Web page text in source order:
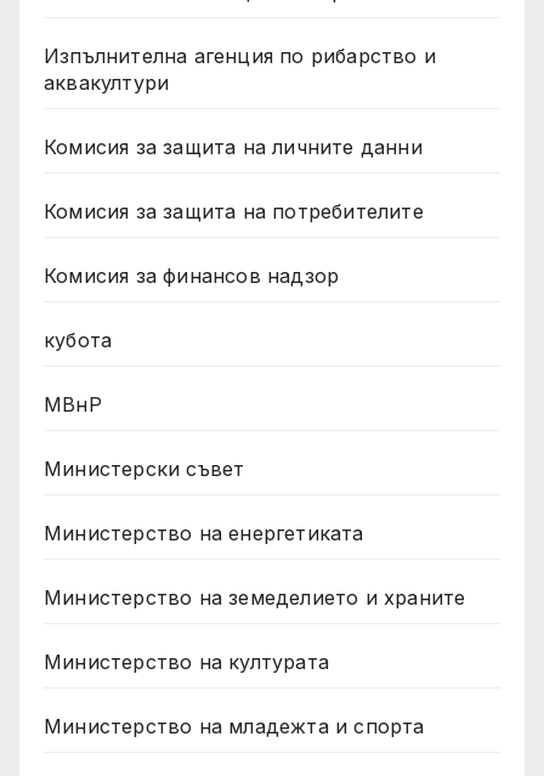
Изпълнителна агенция по рибарство и
аквакултури
Комисия за защита на личните данни
Комисия за защита на потребителите
Комисия за финансов надзор
кубота
МВнР
Министерски съвет
Министерство на енергетиката
Министерство на земеделието и храните
Министерство на културата
Министерство на младежта и спорта